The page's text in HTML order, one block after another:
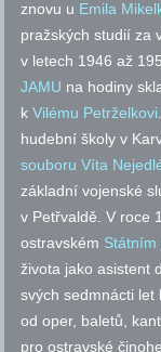
znovu u Emila
pražských studií za
v letech 1946 až
JAMU na hodiny
kVilému Petrželkovi
hudební školy v
souboru Víta
základní vojenské
v Petřvaldě. V roce
ostravském Státním
života jako asistent
svých sedmnácti
od oper, baletů,
pro ostravské